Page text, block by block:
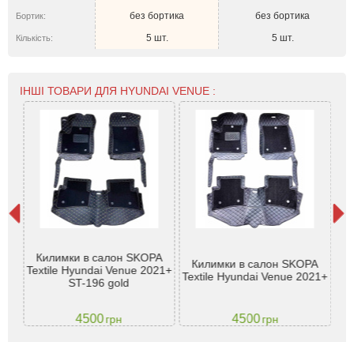
Бортик: без бортика без бортика
Кількість: 5 шт. 5 шт.
ІНШІ ТОВАРИ ДЛЯ HYUNDAI VENUE :
Килимки в салон SKOPA
Textile Hyundai Venue 2021+
ST-196 gold
4500грн
Килимки в салон SKOPA
Textile Hyundai Venue 2021+
4500грн